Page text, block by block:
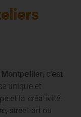
, c’est
unique et
et la créativité.
street-art ou